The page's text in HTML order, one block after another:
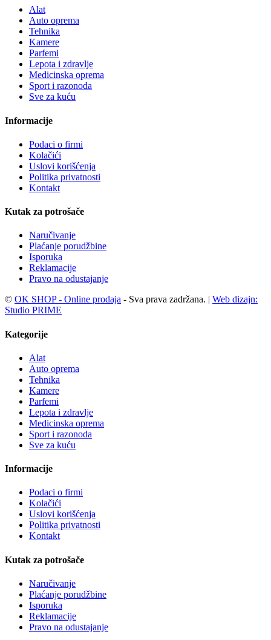
mogu
biti
izabrane
na
stranici
proizvoda.
Alat
Auto oprema
Tehnika
Kamere
Parfemi
Lepota i zdravlje
Medicinska oprema
Sport i razonoda
Sve za kuću
Informacije
Podaci o firmi
Kolačići
Uslovi korišćenja
Politika privatnosti
Kontakt
Kutak za potrošače
Naručivanje
Plaćanje porudžbine
Isporuka
Reklamacije
Pravo na odustajanje
© OK SHOP - Online prodaja - Sva prava zadržana. | Web dizajn:
Studio PRIME
Kategorije
Alat
Auto oprema
Tehnika
Kamere
Parfemi
Lepota i zdravlje
Medicinska oprema
Sport i razonoda
Sve za kuću
Informacije
Podaci o firmi
Kolačići
Uslovi korišćenja
Politika privatnosti
Kontakt
Kutak za potrošače
Naručivanje
Plaćanje porudžbine
Isporuka
Reklamacije
Pravo na odustajanje